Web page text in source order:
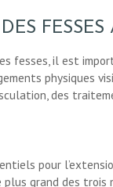
FESSES
fesses, il est
physiques
des
pour
grand des